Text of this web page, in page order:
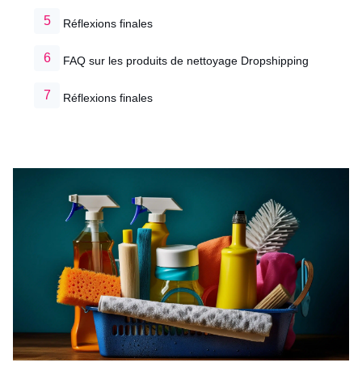
Réflexions finales
FAQ sur les produits de nettoyage Dropshipping
Réflexions finales